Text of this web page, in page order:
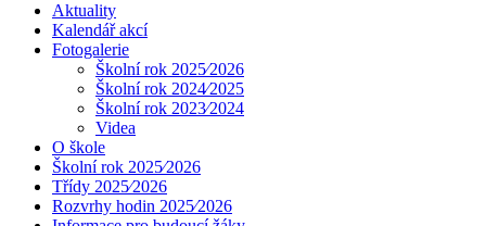
Aktuality
Kalendář akcí
Fotogalerie
Školní rok 2025⁄2026
Školní rok 2024⁄2025
Školní rok 2023⁄2024
Videa
O škole
Školní rok 2025⁄2026
Třídy 2025⁄2026
Rozvrhy hodin 2025⁄2026